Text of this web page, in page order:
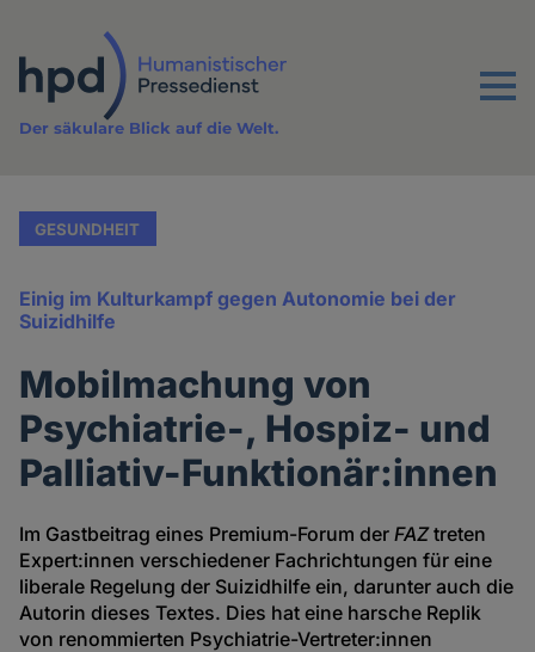
Inhalt
Menu
Der säkulare Blick auf die Welt.
GESUNDHEIT
Einig im Kulturkampf gegen Autonomie bei der
Suizidhilfe
Mobilmachung von
Psychiatrie-, Hospiz- und
Palliativ-Funktionär:innen
Im Gastbeitrag eines Premium-Forum derFAZtreten
Expert:innen verschiedener Fachrichtungen für eine
liberale Regelung der Suizidhilfe ein, darunter auch die
Autorin dieses Textes. Dies hat eine harsche Replik
von renommierten Psychiatrie-Vertreter:innen